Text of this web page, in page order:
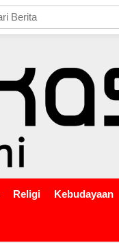
Religi Kebudayaan